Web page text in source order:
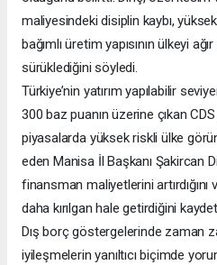
maliyesindeki disiplin kaybı,
bağımlı üretim yapısının ülkeyi
sürüklediğini söyledi.
Türkiye’nin yatırım yapılabilir
300 baz puanın üzerine çıkan
piyasalarda yüksek riskli ülke
eden Manisa İl Başkanı Şakircan
finansman maliyetlerini artırdığını
daha kırılgan hale getirdiğini
Dış borç göstergelerinde zaman
iyileşmelerin yanıltıcı biçimde